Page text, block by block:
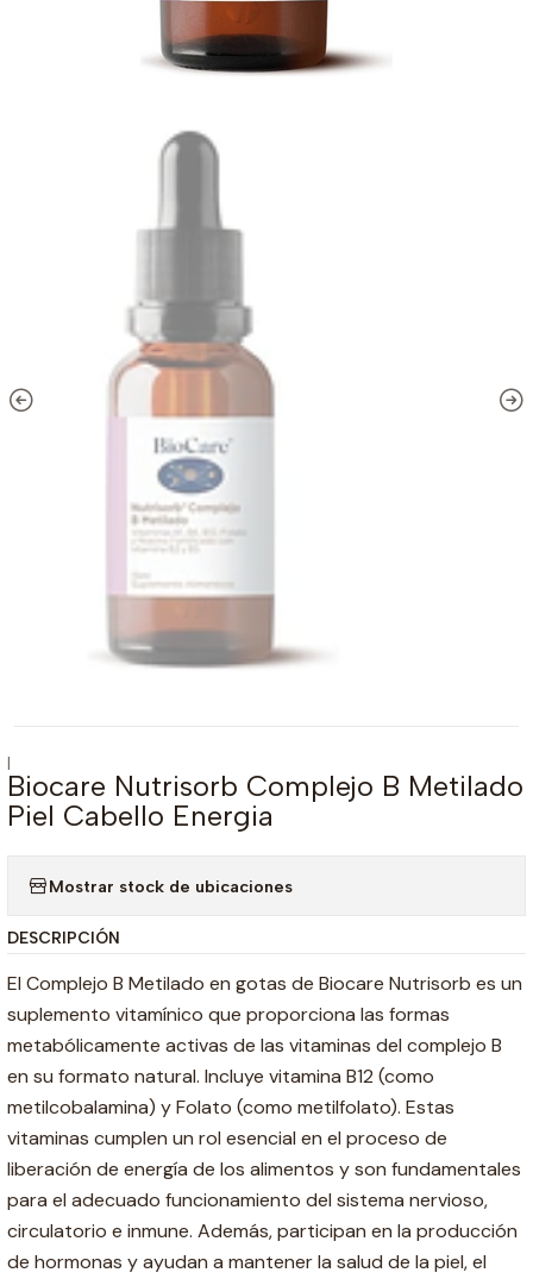
|
Biocare Nutrisorb Complejo B Metilado
Piel Cabello Energia
Mostrar stock de ubicaciones
DESCRIPCIÓN
El Complejo B Metilado en gotas de Biocare Nutrisorb es un
suplemento vitamínico que proporciona las formas
metabólicamente activas de las vitaminas del complejo B
en su formato natural. Incluye vitamina B12 (como
metilcobalamina) y Folato (como metilfolato). Estas
vitaminas cumplen un rol esencial en el proceso de
liberación de energía de los alimentos y son fundamentales
para el adecuado funcionamiento del sistema nervioso,
circulatorio e inmune. Además, participan en la producción
de hormonas y ayudan a mantener la salud de la piel, el